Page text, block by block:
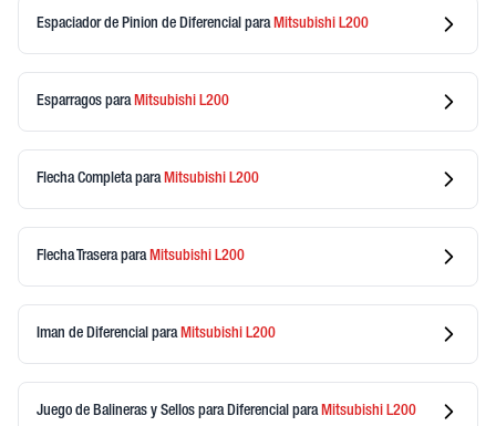
Espaciador de Pinion de Diferencial para Mitsubishi L200
Esparragos para Mitsubishi L200
Flecha Completapara Mitsubishi L200
Flecha Traserapara Mitsubishi L200
Iman de Diferencial para Mitsubishi L200
Juego de Balineras y Sellos para Diferencial para Mitsubishi L200